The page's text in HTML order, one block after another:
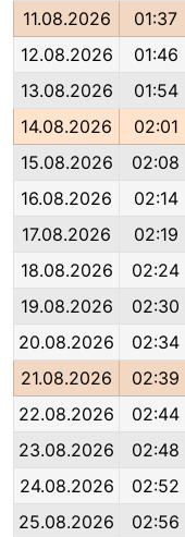
11.08.2026
01:37
12.08.2026
01:46
13.08.2026
01:54
14.08.2026
02:01
15.08.2026
02:08
16.08.2026
02:14
17.08.2026
02:19
18.08.2026
02:24
19.08.2026
02:30
20.08.2026
02:34
21.08.2026
02:39
22.08.2026
02:44
23.08.2026
02:48
24.08.2026
02:52
25.08.2026
02:56